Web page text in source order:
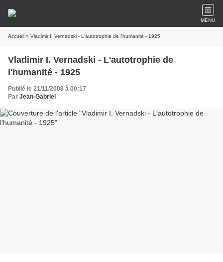
MENU
Accueil » Vladimir I. Vernadski - L'autotrophie de l'humanité - 1925
Vladimir I. Vernadski - L'autotrophie de
l'humanité - 1925
Publié le 21/11/2008 à 00:17
Par Jean-Gabriel